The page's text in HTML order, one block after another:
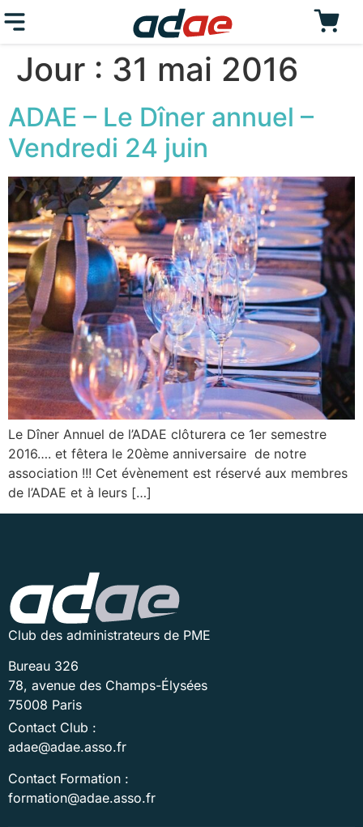
Jour : 31 mai 2016
ADAE – Le Dîner annuel –
Vendredi 24 juin
Le Dîner Annuel de l’ADAE clôturera ce 1er semestre
2016…. et fêtera le 20ème anniversaire de notre
association !!! Cet évènement est réservé aux membres
de l’ADAE et à leurs […]
Club des administrateurs de PME
Bureau 326
78, avenue des Champs-Élysées
75008 Paris
Contact Club :
adae@adae.asso.fr
Contact Formation :
formation@adae.asso.fr